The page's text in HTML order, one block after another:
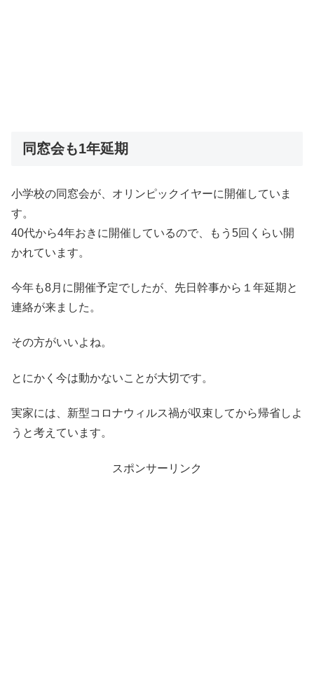
同窓会も1年延期
小学校の同窓会が、オリンピックイヤーに開催していま
す。
40代から4年おきに開催しているので、もう5回くらい開
かれています。
今年も8月に開催予定でしたが、先日幹事から１年延期と
連絡が来ました。
その方がいいよね。
とにかく今は動かないことが大切です。
実家には、新型コロナウィルス禍が収束してから帰省しよ
うと考えています。
スポンサーリンク